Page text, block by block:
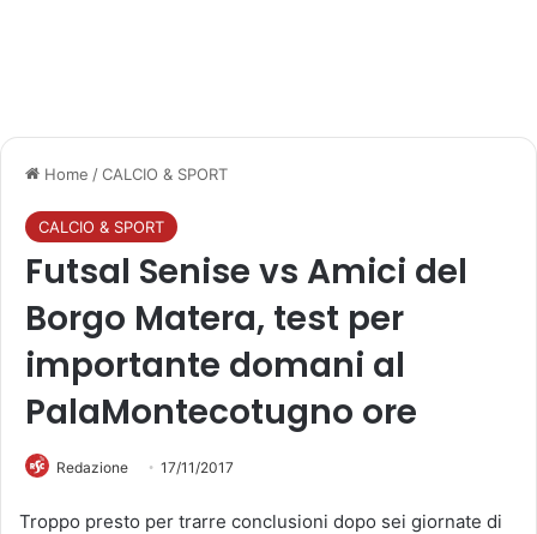
Home /CALCIO & SPORT
CALCIO & SPORT
Futsal Senise vs Amici del
Borgo Matera, test per
importante domani al
PalaMontecotugno ore
Redazione 17/11/2017
Troppo presto per trarre conclusioni dopo sei giornate di